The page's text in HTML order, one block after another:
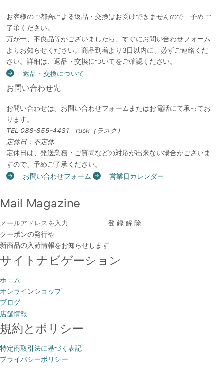
お客様のご都合による返品・交換はお受けできませんので、予めご
了承ください。
万が一、不良品等がございましたら、すぐにお問い合わせフォーム
よりお知らせください。商品到着より3日以内に、必ずご連絡くだ
さい。詳細は、返品・交換についてをご確認ください。
返品・交換について
お問い合わせ先
お問い合わせは、お問い合わせフォームまたはお電話にて承ってお
ります。
TEL 088-855-4431 rusk（ラスク）
定休日：不定休
定休日は、発送業務・ご質問などの対応が出来ない場合がございま
すので、予めご了承ください。
お問い合わせフォーム
営業日カレンダー
Mail Magazine
クーポンの発行や
新商品の入荷情報をお知らせします
サイトナビゲーション
ホーム
オンラインショップ
ブログ
店舗情報
規約とポリシー
特定商取引法に基づく表記
プライバシーポリシー